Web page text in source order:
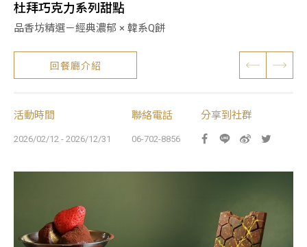
杜拜巧克力系列甜點
品香坊精選－經典濃郁 × 韓系Q餅
回餐廳介紹
活動時間
2026/02/12 - 2026/12/31
聯絡電話
06-702-8856
分享到社群